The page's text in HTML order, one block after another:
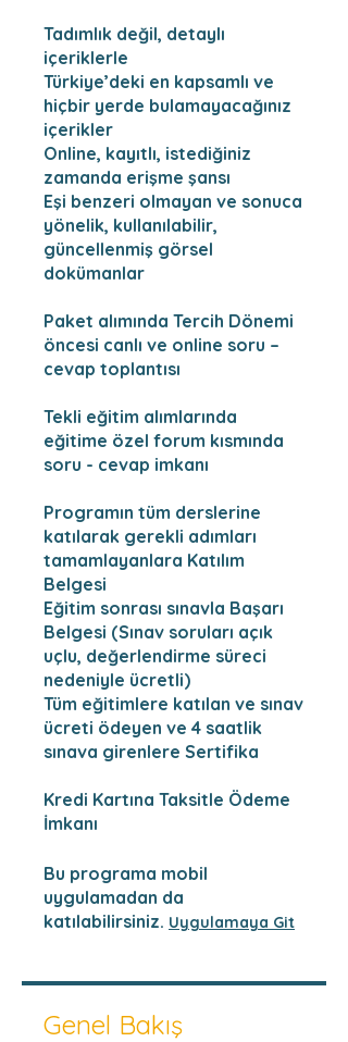
Tadımlık değil, detaylı
içeriklerle
Türkiye’deki en kapsamlı ve
hiçbir yerde bulamayacağınız
içerikler
Online, kayıtlı, istediğiniz
zamanda erişme şansı
Eşi benzeri olmayan ve sonuca
yönelik, kullanılabilir,
güncellenmiş görsel
dokümanlar
Paket alımında Tercih Dönemi
öncesi canlı ve online soru –
cevap toplantısı
Tekli eğitim alımlarında
eğitime özel forum kısmında
soru - cevap imkanı
Programın tüm derslerine
katılarak gerekli adımları
tamamlayanlara Katılım
Belgesi
Eğitim sonrası sınavla Başarı
Belgesi (Sınav soruları açık
uçlu, değerlendirme süreci
nedeniyle ücretli)
Tüm eğitimlere katılan ve sınav
ücreti ödeyen ve 4 saatlik
sınava girenlere Sertifika
Kredi Kartına Taksitle Ödeme
İmkanı
Bu programa mobil
uygulamadan da
katılabilirsiniz. Uygulamaya Git
Genel Bakış